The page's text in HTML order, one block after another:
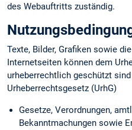
des Webauftritts zuständig.
Texte, Bilder, Grafiken sowie
Internetseiten können dem
urheberrechtlich geschützt
Urheberrechtsgesetz (UrhG)
Gesetze, Verordnungen,
Bekanntmachungen sowie